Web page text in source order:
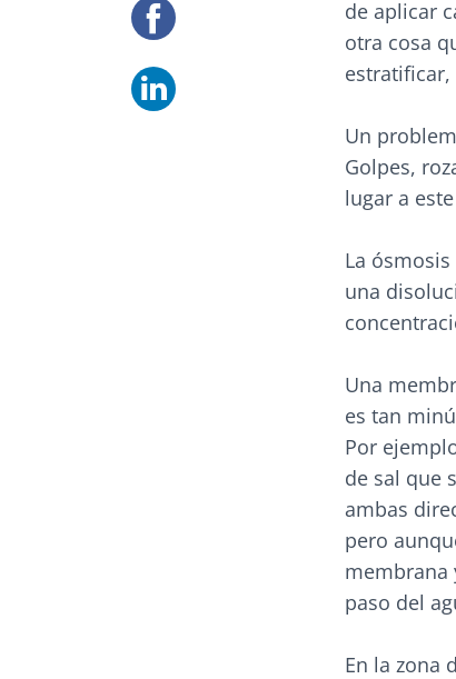
de aplicar
otra cosa
Un
Golpes,
lugar a
La
una
Una
es tan
Por
de sal que
ambas
pero
membrana
paso del
En la zona